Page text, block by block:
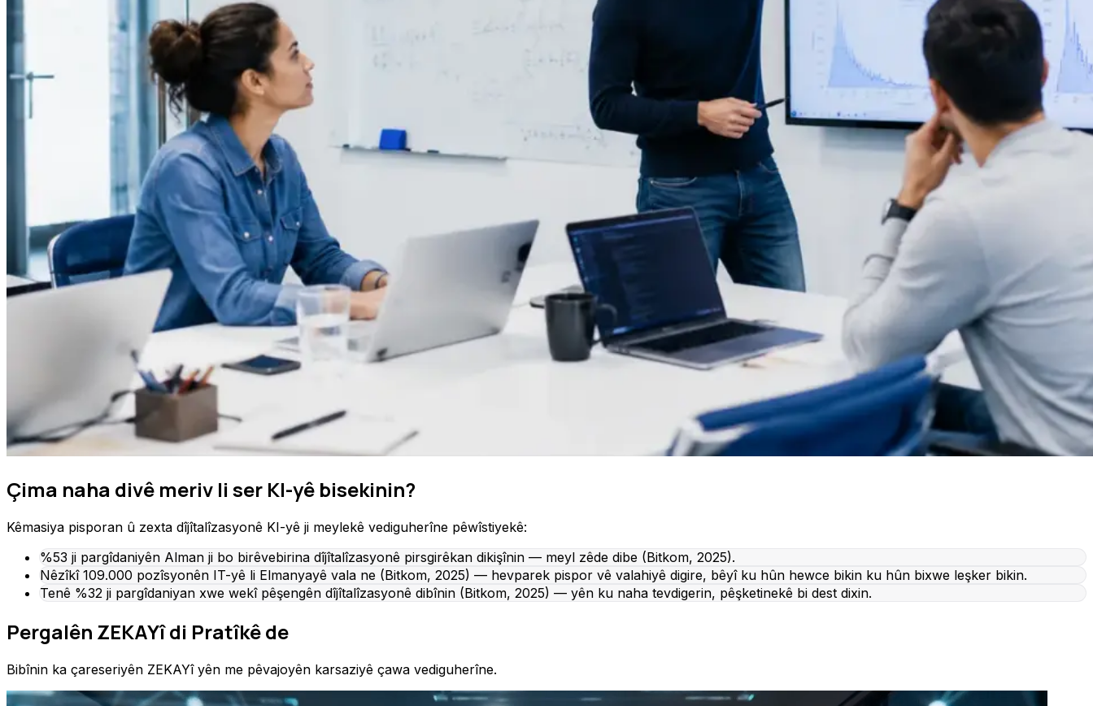
Çima naha divê meriv li ser KI-yê bisekinin?
Kêmasiya pisporan û zexta dîjîtalîzasyonê KI-yê ji meylekê vediguherîne pêwîstiyekê:
%53 ji pargîdaniyên Alman ji bo birêvebirina dîjîtalîzasyonê pirsgirêkan dikişînin — meyl zêde dibe (Bitkom, 2025).
Nêzîkî 109.000 pozîsyonên IT-yê li Elmanyayê vala ne (Bitkom, 2025) — hevparek pispor vê valahiyê digire, bêyî ku hûn hewce bikin ku hûn bixwe leşker bikin.
Tenê %32 ji pargîdaniyan xwe wekî pêşengên dîjîtalîzasyonê dibînin (Bitkom, 2025) — yên ku naha tevdigerin, pêşketinekê bi dest dixin.
Pergalên ZEKAYî di Pratîkê de
Bibînin ka çareseriyên ZEKAYî yên me pêvajoyên karsaziyê çawa vediguherîne.